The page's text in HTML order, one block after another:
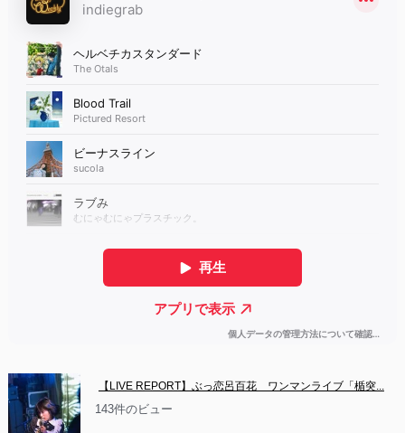
【LIVE REPORT】ぶっ恋呂百花　ワンマンライブ「楯突...
143件のビュー